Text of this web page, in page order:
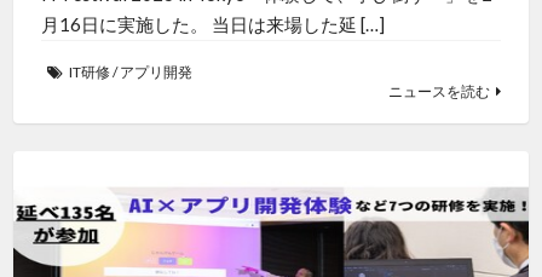
月16日に実施した。 当日は来場した延 […]
IT研修/アプリ開発
ニュースを読む